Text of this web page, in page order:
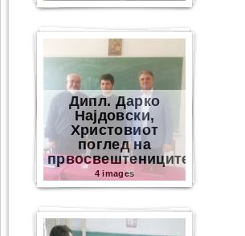
Дипл. Дарко
Најдовски,
Христовиот
поглед на
првосвештениците
4 images